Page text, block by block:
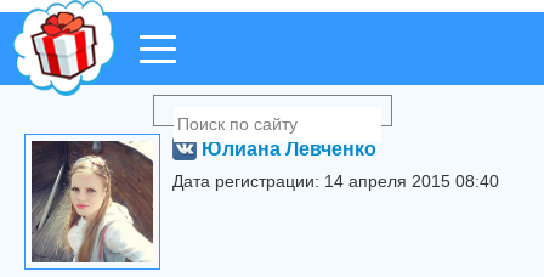
Юлиана Левченко
Дата регистрации: 14 апреля 2015 08:40